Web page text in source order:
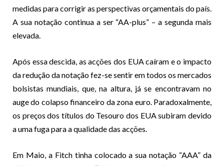
medidas para corrigir as perspectivas orçamentais do país.
A sua notação continua a ser “AA-plus” – a segunda mais
elevada.
Após essa descida, as acções dos EUA caíram e o impacto
da redução da notação fez-se sentir em todos os mercados
bolsistas mundiais, que, na altura, já se encontravam no
auge do colapso financeiro da zona euro. Paradoxalmente,
os preços dos títulos do Tesouro dos EUA subiram devido
a uma fuga para a qualidade das acções.
Em Maio, a Fitch tinha colocado a sua notação “AAA” da